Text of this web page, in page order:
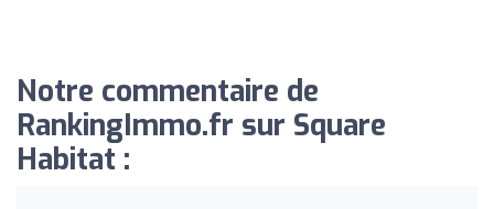
Notre commentaire de
RankingImmo.fr sur Square
Habitat :